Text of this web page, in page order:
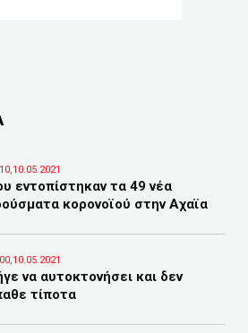
εντοπίστηκαν τα 49 νέα
κορονοϊού στην Αχαϊα
να αυτοκτονήσει και δεν
τίποτα